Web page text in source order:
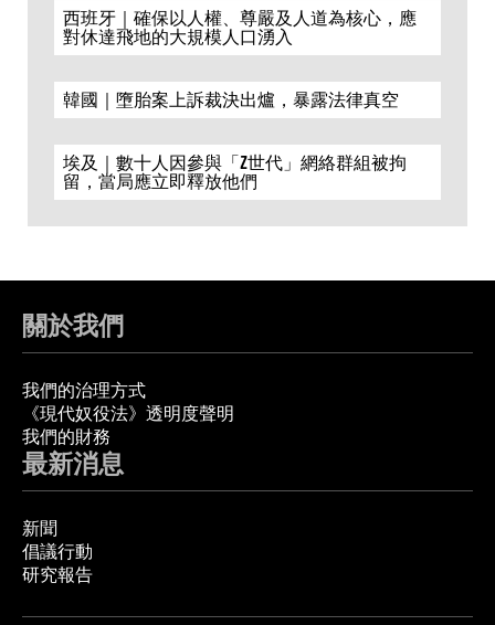
西班牙｜確保以人權、尊嚴及人道為核心，應
對休達飛地的大規模人口湧入
韓國｜墮胎案上訴裁決出爐，暴露法律真空
埃及｜數十人因參與「Z世代」網絡群組被拘
留，當局應立即釋放他們
關於我們
我們的治理方式
《現代奴役法》透明度聲明
我們的財務
最新消息
新聞
倡議行動
研究報告